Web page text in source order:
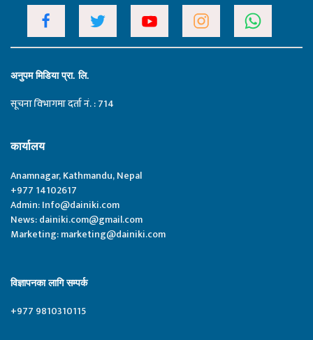
अनुपम मिडिया प्रा. लि.
सूचना विभागमा दर्ता नं. : 714
कार्यालय
Anamnagar, Kathmandu, Nepal
+977 14102617
Admin:Info@dainiki.com
News:dainiki.com@gmail.com
Marketing:marketing@dainiki.com
विज्ञापनका लागि सम्पर्क
+977 9810310115